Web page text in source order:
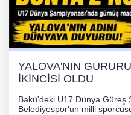
Yalova'da
YALOVA'NIN
İKİNCİSİ OLDU
Bakü'deki U17 Dünya Güreş
Belediyespor'un milli